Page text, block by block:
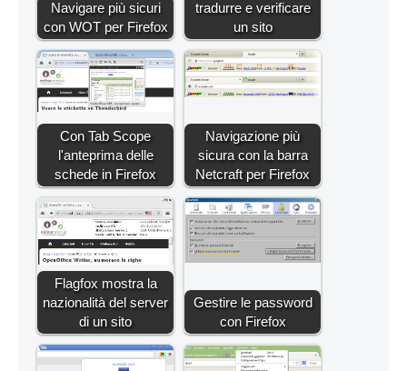
Navigare più sicuri
con WOT per Firefox
tradurre e verificare
un sito
Con Tab Scope
l'anteprima delle
schede in Firefox
Navigazione più
sicura con la barra
Netcraft per Firefox
Flagfox mostra la
nazionalità del server
di un sito
Gestire le password
con Firefox